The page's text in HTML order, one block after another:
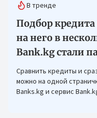
В тренде
Подбор
на него в
Bank.kg стали
Сравнить кредиты и
можно на одной
Banks.kg и сервис